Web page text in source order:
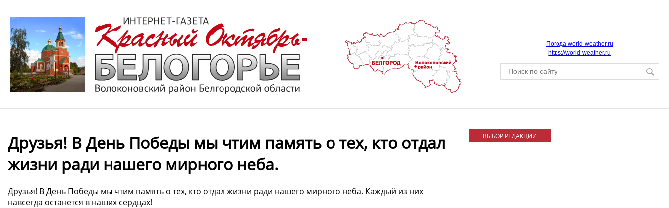
Погода world-weather.ru
https://world-weather.ru
Друзья! В День Победы мы чтим память о тех, кто отдал
жизни ради нашего мирного неба.
Друзья! В День Победы мы чтим память о тех, кто отдал жизни ради нашего мирного неба. Каждый из них
навсегда останется в наших сердцах!
ВЫБОР РЕДАКЦИИ